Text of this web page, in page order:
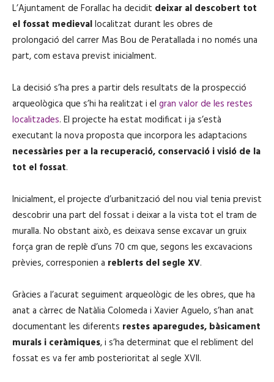
L’Ajuntament de Forallac ha decidit deixar al descobert tot
el fossat medievallocalitzat durant les obres de
prolongació del carrer Mas Bou de Peratallada i no només una
part, com estava previst inicialment.
La decisió s’ha pres a partir dels resultats de la prospecció
arqueològica que s’hi ha realitzat i el gran valor de les restes
localitzades. El projecte ha estat modificat i ja s’està
executant la nova proposta que incorpora les adaptacions
necessàries per a la recuperació, conservació i visió de la
tot el fossat.
Inicialment, el projecte d’urbanització del nou vial tenia previst
descobrir una part del fossat i deixar a la vista tot el tram de
muralla. No obstant això, es deixava sense excavar un gruix
força gran de replè d’uns 70 cm que, segons les excavacions
prèvies, corresponien a reblerts del segle XV.
Gràcies a l’acurat seguiment arqueològic de les obres, que ha
anat a càrrec de Natàlia Colomeda i Xavier Aguelo, s’han anat
documentant les diferents restes aparegudes, bàsicament
murals i ceràmiques, i s’ha determinat que el rebliment del
fossat es va fer amb posterioritat al segle XVII.